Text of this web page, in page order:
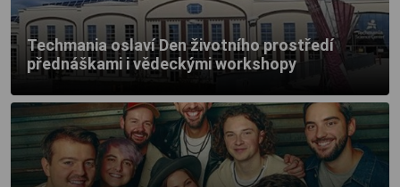
Techmania oslaví Den životního prostředí
přednáškami i vědeckými workshopy